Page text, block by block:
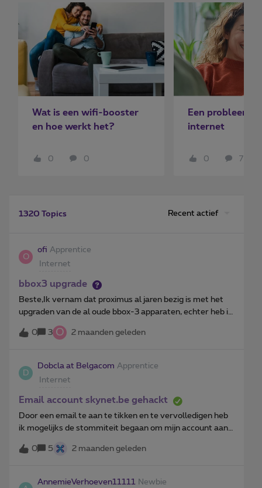
Wat is een wifi-booster
en hoe werkt het?
0 0
Een probleem
internet
0 7
1320 Topics Recent actief
O
ofi Apprentice
Internet
bbox3 upgrade
Beste,Ik vernam dat proximus al jaren bezig is met het
upgraden van de al oude bbox-3 apparaten, echter heb ik
nog neits vernomen.Als trouwe, jarenlange klant, op 2
verschillende adressen, dacht ik ook aanspraak te
recentere Internet Box met wifi-6 ondersteuning. Deze
zou ook de huidige, vaak haperende wifi verbinding
die een 10-tal maand terug ook een gratis upgrade had
0 3 O 2 maanden geleden
D
Dobcla at Belgacom Apprentice
Internet
Email account skynet.be gehackt
Door een email te aan te tikken en te vervolledigen heb
ik mogelijks de stommiteit begaan om mijn account aan
opgekomen dat de email een phishing mail was.Wat
(dxxx.dxxx@skynet.be) onmiddellijk te laten blokkeren?
0 5 2 maanden geleden
AnnemieVerhoeven11111
Newbie